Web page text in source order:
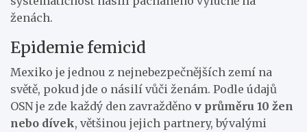
ženách.
Epidemie femicid
Mexiko je jednou z nejnebezpečnějších zemí na
světě, pokud jde o násilí vůči ženám. Podle údajů
OSN je zde každý den zavražděno v průměru 10 žen
nebo dívek, většinou jejich partnery, bývalými